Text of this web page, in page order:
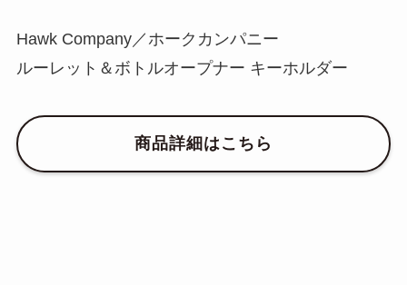
Hawk Company／ホークカンパニー
ルーレット＆ボトルオープナー キーホルダー
商品詳細はこちら